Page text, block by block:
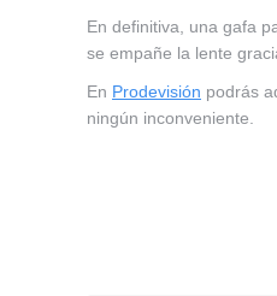
En definitiva, una gafa
se empañe la lente
En Prodevisión podrás
ningún inconveniente.